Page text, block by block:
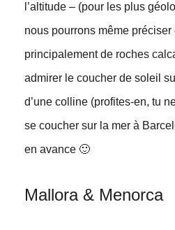
l’altitude – (pour les plus
nous pourrons même préciser
principalement de roches
admirer le coucher de soleil
d’une colline (profites-en, tu
se coucher sur la mer à
en avance 🙂
Mallora & Menorca